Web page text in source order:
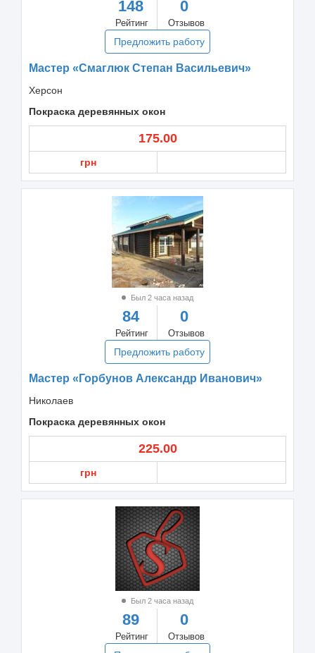
148
Рейтинг
0
Отзывов
Предложить работу
Мастер «Смаглюк Степан Васильевич»
Херсон
Покраска деревянных окон
175.00
грн
Был 2 часа назад
84
Рейтинг
0
Отзывов
Предложить работу
Мастер «Горбунов Александр Иванович»
Николаев
Покраска деревянных окон
225.00
грн
Был 2 часа назад
89
Рейтинг
0
Отзывов